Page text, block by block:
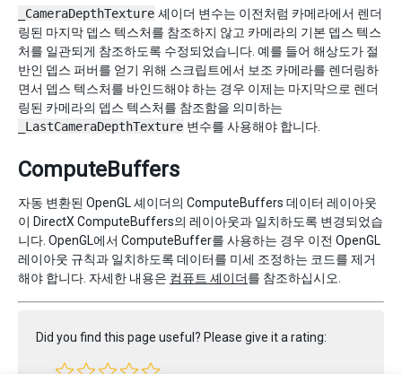
_CameraDepthTexture 셰이더 변수는 이전처럼 카메라에서 렌더
링된 마지막 뎁스 텍스처를 참조하지 않고 카메라의 기본 뎁스 텍스
처를 일관되게 참조하도록 수정되었습니다. 예를 들어 해상도가 절
반인 뎁스 퍼버를 얻기 위해 스크립트에서 보조 카메라를 렌더링하
면서 뎁스 텍스처를 바인드해야 하는 경우 이제는 마지막으로 렌더
링된 카메라의 뎁스 텍스처를 참조함을 의미하는
_LastCameraDepthTexture 변수를 사용해야 합니다.
ComputeBuffers
자동 변환된 OpenGL 셰이더의 ComputeBuffers 데이터 레이아웃
이 DirectX ComputeBuffers의 레이아웃과 일치하도록 변경되었습
니다. OpenGL에서 ComputeBuffer를 사용하는 경우 이전 OpenGL
레이아웃 규칙과 일치하도록 데이터를 미세 조정하는 코드를 제거
해야 합니다. 자세한 내용은 컴퓨트 셰이더를 참조하십시오.
Did you find this page useful? Please give it a rating: